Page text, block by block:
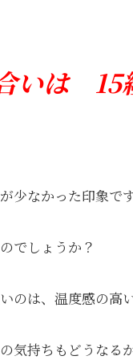
いは 15
少なかった印象です
でしょうか？
のは、温度感の高
気持ちもどうな